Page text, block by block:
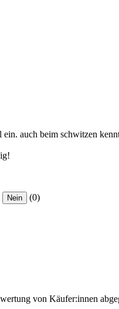
auch beim schwitzen
Nein (0)
von Käufer:innen